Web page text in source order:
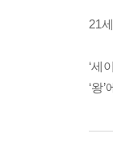
21
‘세
‘왕